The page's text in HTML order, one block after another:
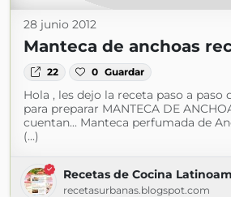
28 junio 2012
Manteca de anchoas
22 0 Guardar
Hola , les dejo la receta paso a paso
para preparar MANTECA DE
cuentan... Manteca perfumada de
(...)
Recetas de Cocina
recetasurbanas.blogspot.com